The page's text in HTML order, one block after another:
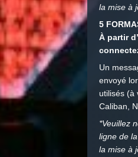
la mise à
5
À partir
Un
envoyé
utilisés (à
Caliban,
*Veuillez
ligne de
la mise à